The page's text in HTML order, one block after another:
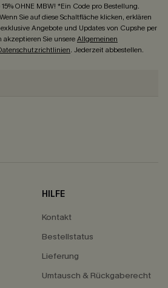
OHNE MBW! *Ein Code pro Bestellung.
Sie auf diese Schaltfläche klicken, erklären
Angebote und Updates von Cupshe per
Sie unsereAllgemeinen
. Jederzeit abbestellen.
HILFE
Kontakt
Bestellstatus
Lieferung
Umtausch & Rückgaberecht